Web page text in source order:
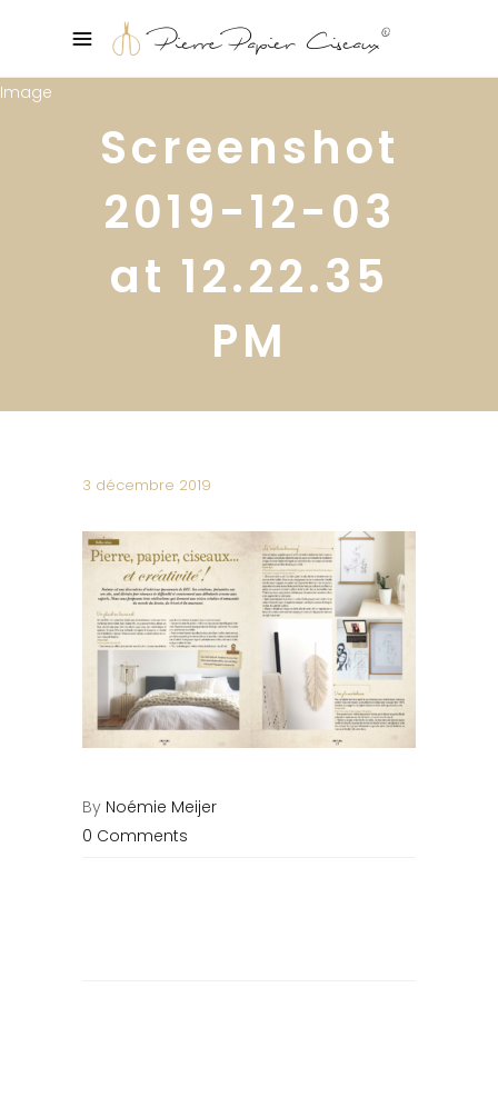
Screenshot
2019-12-03
at 12.22.35
PM
3 décembre 2019
By Noémie Meijer
0 Comments